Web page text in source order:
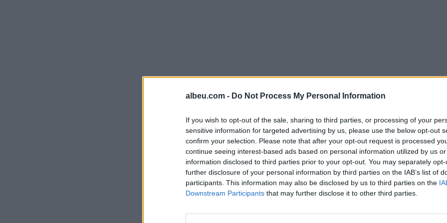
albeu.com - Do Not Process My Personal Information
If you wish to opt-out of the sale, sharing to third parties, or processing of your
sensitive information for targeted advertising by us, please use the below opt-out
confirm your selection. Please note that after your opt-out request is processed
continue seeing interest-based ads based on personal information utilized by us
information disclosed to third parties prior to your opt-out. You may separately
further disclosure of your personal information by third parties on the IAB’s list of
participants. This information may also be disclosed by us to third parties on the
Downstream Participants that may further disclose it to other third parties.